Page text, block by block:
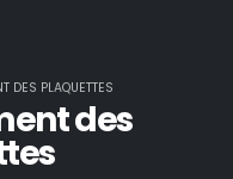
des
DES PLAQUETTES